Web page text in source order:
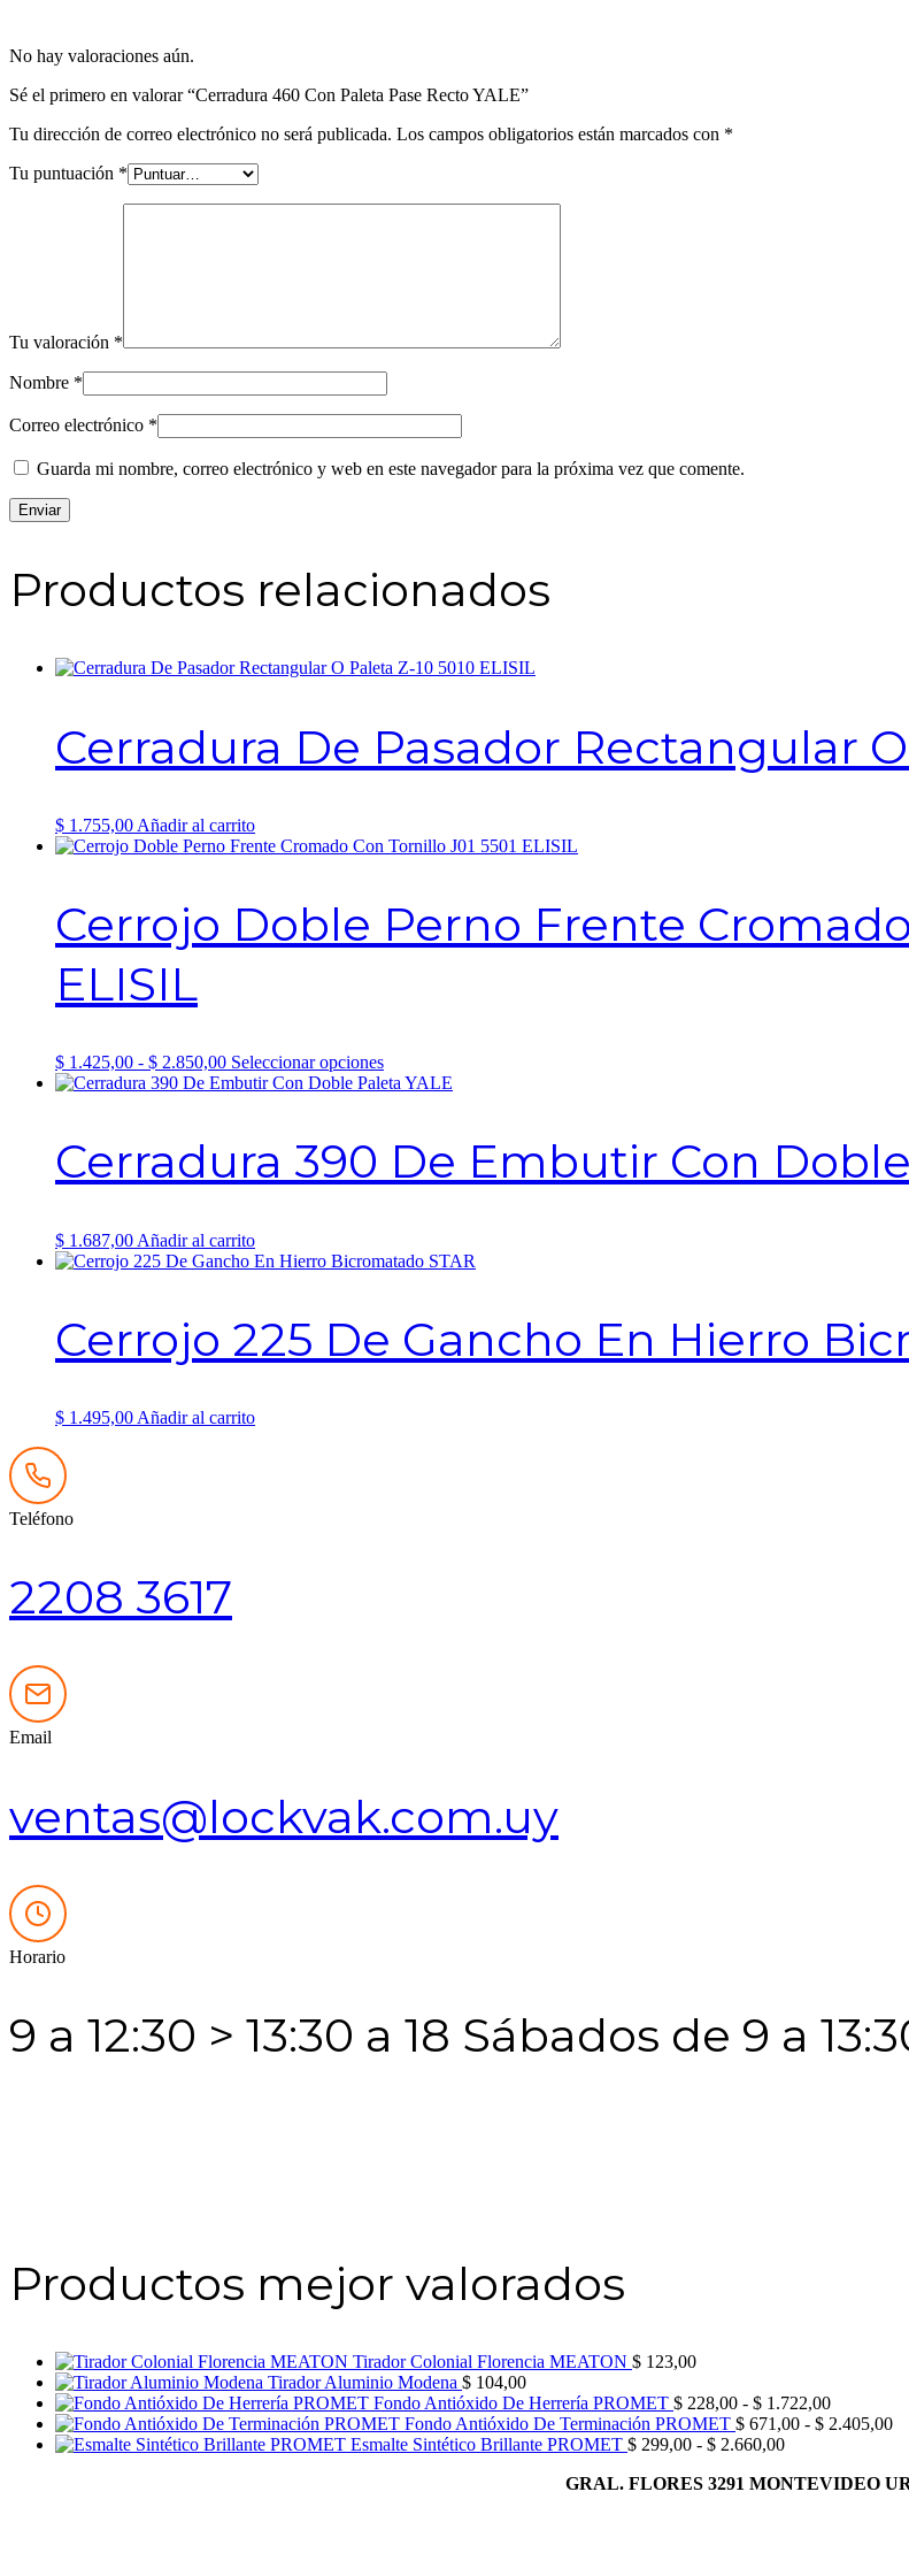
No hay valoraciones aún.
Sé el primero en valorar “Cerradura 460 Con Paleta Pase Recto YALE”
Tu dirección de correo electrónico no será publicada. Los campos obligatorios están marcados con *
Tu puntuación *
Tu valoración *
Nombre *
Correo electrónico *
Guarda mi nombre, correo electrónico y web en este navegador para la próxima vez que comente.
Productos relacionados
Cerradura De Pasador Rectangular O
$ 1.755,00 Añadir al carrito
Cerrojo Doble Perno Frente Cromado
ELISIL
$ 1.425,00 - $ 2.850,00Rango
de
$ 1.425,00
hasta
$ 2.850,00
Seleccionar opcionesEste
producto
variantes.
opciones
en
de
producto
Cerradura 390 De Embutir Con
$ 1.687,00 Añadir al carrito
Cerrojo 225 De Gancho En Hierro
$ 1.495,00 Añadir al carrito
Teléfono
2208 3617
Email
ventas@lockvak.com.uy
Horario
9 a 12:30 > 13:30 a 18 Sábados de 9 a
Productos mejor valorados
Tirador Colonial Florencia MEATON $ 123,00
Tirador Aluminio Modena $ 104,00
Fondo Antióxido De Herrería PROMET $ 228,00 - $ 1.722,00Rango
de
$ 228,00
Fondo Antióxido De Terminación PROMET $ 671,00 - $ 2.405,00
Esmalte Sintético Brillante PROMET $ 299,00 - $ 2.660,00Rango
precios:
GRAL. FLORES 3291 MONTEVIDEO